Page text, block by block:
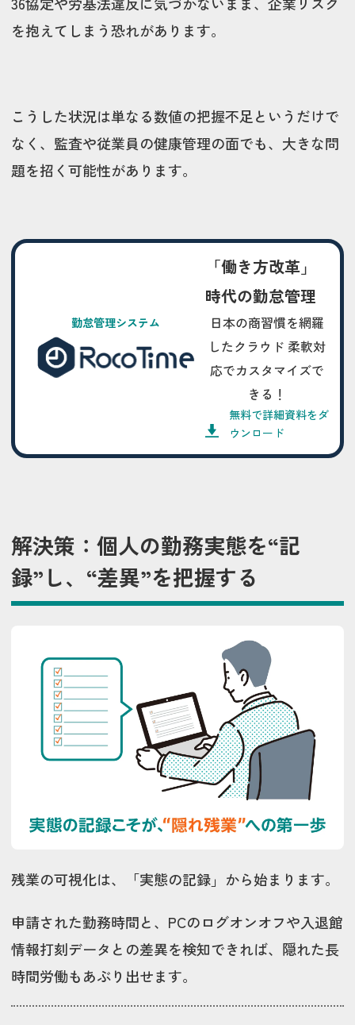
を抱えてしまう恐れがあります。
こうした状況は単なる数値の把握不足というだけで
なく、監査や従業員の健康管理の面でも、大きな問
題を招く可能性があります。
勤怠管理システム
「働き方改革」
時代の勤怠管理
日本の商習慣を網羅
したクラウド 柔軟対
応でカスタマイズで
きる！
無料で詳細資料をダ
ウンロード
解決策：個人の勤務実態を“記
録”し、“差異”を把握する
残業の可視化は、「実態の記録」から始まります。
申請された勤務時間と、PCのログオンオフや入退館
情報打刻データとの差異を検知できれば、隠れた長
時間労働もあぶり出せます。